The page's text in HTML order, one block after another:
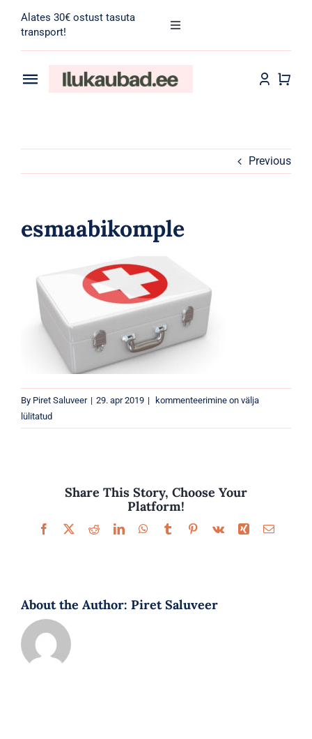
content
Alates 30€ ostust tasuta
transport!
Toggle
for:
Toggle
Meik
Tarvikud
Parfüümid
Kaubamärgid
Eripakkumised
Previous
esmaabikomple
By Piret Saluveer | 29. apr 2019 | esmaabikomple
kommenteerimine on välja
lülitatud
Share This Story, Choose Your
Platform!
Facebook
X RedditLinkedInWhatsApp
TumblrPinterest
Vk Xing Email
About the Author: Piret Saluveer